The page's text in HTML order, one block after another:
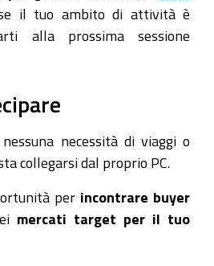
il tuo ambito di attività è
alla prossima sessione
nessuna necessità di viaggi o
collegarsi dal proprio PC.
per incontrare buyer
mercati target per il tuo